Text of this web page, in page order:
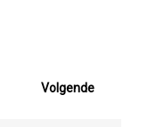
Volgende